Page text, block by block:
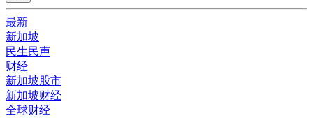
最新
新加坡
民生民声
财经
新加坡股市
新加坡财经
全球财经